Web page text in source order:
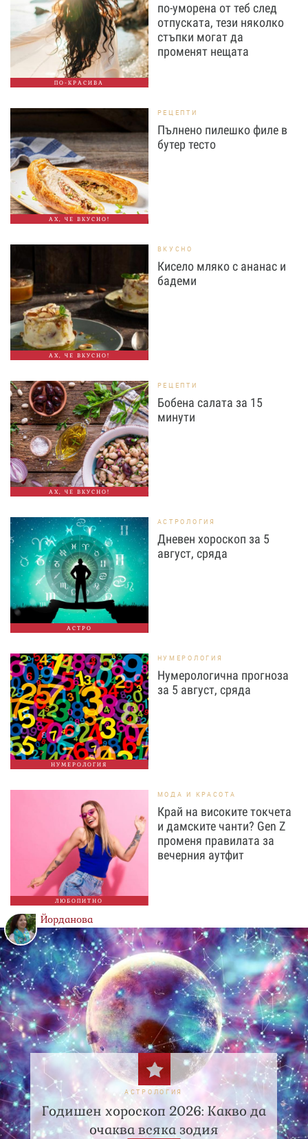
ПО-КРАСИВА
по-уморена от теб след
отпуската, тези няколко
стъпки могат да
променят нещата
АХ, ЧЕ ВКУСНО!
РЕЦЕПТИ
Пълнено пилешко филе в
бутер тесто
АХ, ЧЕ ВКУСНО!
ВКУСНО
Кисело мляко с ананас и
бадеми
АХ, ЧЕ ВКУСНО!
РЕЦЕПТИ
Бобена салата за 15
минути
АСТРО
АСТРОЛОГИЯ
Дневен хороскоп за 5
август, сряда
НУМЕРОЛОГИЯ
НУМЕРОЛОГИЯ
Нумерологична прогноза
за 5 август, сряда
ЛЮБОПИТНО
МОДА И КРАСОТА
Край на високите токчета
и дамските чанти? Gen Z
променя правилата за
вечерния аутфит
Йорданова
АСТРОЛОГИЯ
Годишен хороскоп 2026: Какво да
очаква всяка зодия